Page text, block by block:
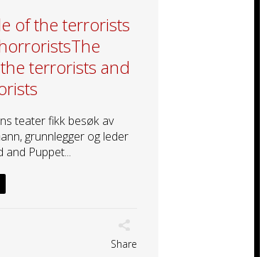
of the terrorists
The
terrorists and
teater fikk besøk av
grunnlegger og leder
and Puppet...
Share